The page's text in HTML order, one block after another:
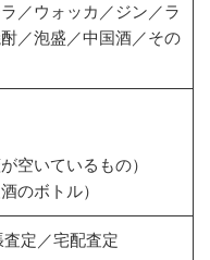
／ウォッカ／ジン／ラ
／泡盛／中国酒／その
空いているもの）
のボトル）
定／宅配査定